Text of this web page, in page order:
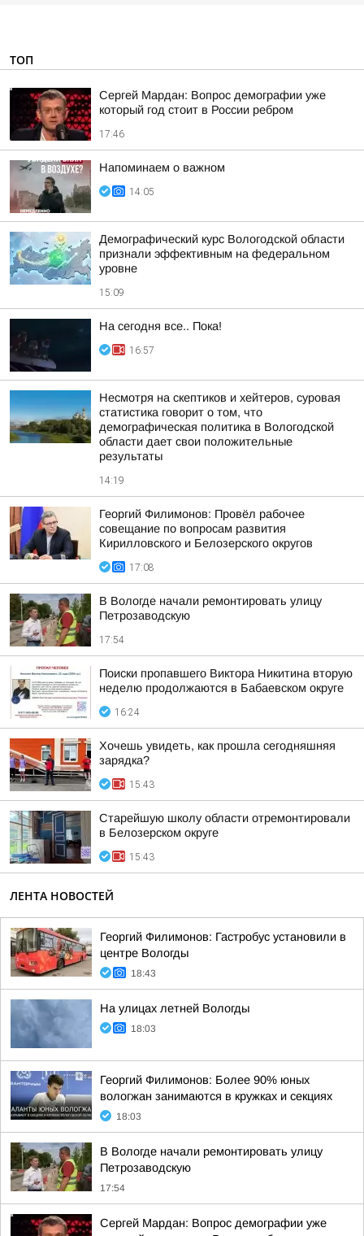
ТОП
Сергей Мардан: Вопрос демографии уже
который год стоит в России ребром
17:46
Напоминаем о важном
14:05
Демографический курс Вологодской области
признали эффективным на федеральном
уровне
15:09
На сегодня все.. Пока!
16:57
Несмотря на скептиков и хейтеров, суровая
статистика говорит о том, что
демографическая политика в Вологодской
области дает свои положительные
результаты
14:19
Георгий Филимонов: Провёл рабочее
совещание по вопросам развития
Кирилловского и Белозерского округов
17:08
В Вологде начали ремонтировать улицу
Петрозаводскую
17:54
Поиски пропавшего Виктора Никитина вторую
неделю продолжаются в Бабаевском округе
16:24
Хочешь увидеть, как прошла сегодняшняя
зарядка?
15:43
Старейшую школу области отремонтировали
в Белозерском округе
15:43
ЛЕНТА НОВОСТЕЙ
Георгий Филимонов: Гастробус установили в
центре Вологды
18:43
На улицах летней Вологды
18:03
Георгий Филимонов: Более 90% юных
вологжан занимаются в кружках и секциях
18:03
В Вологде начали ремонтировать улицу
Петрозаводскую
17:54
Сергей Мардан: Вопрос демографии уже